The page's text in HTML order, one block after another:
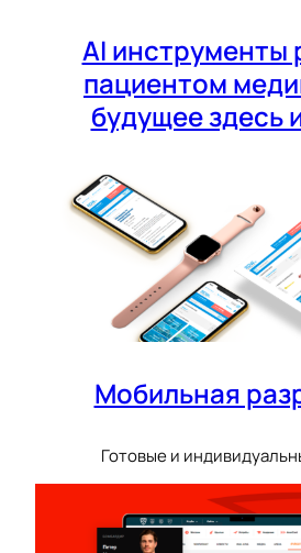
AI инструменты
пациентом
будущее здесь
Мобильная
Готовые и